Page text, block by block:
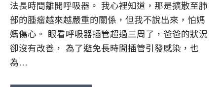
法長時間離開呼吸器。 我心裡知道，那是擴散至肺
部的腫瘤越來越嚴重的關係，但我不說出來，怕媽
媽傷心。 眼看呼吸器插管超過三周了，爸爸的狀況
卻沒有改善， 為了避免長時間插管引發感染，也
為…